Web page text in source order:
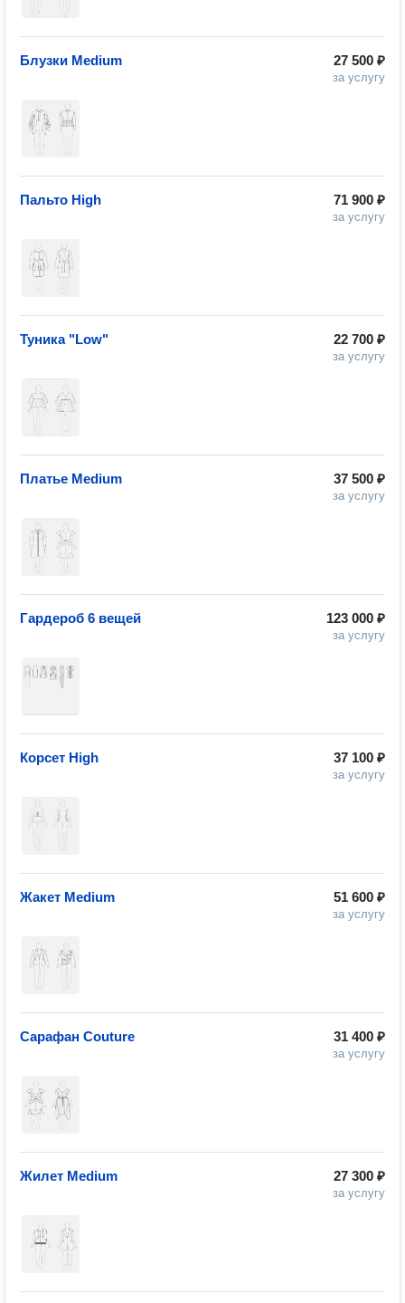
27 500 ₽
за услугу
Блузки Medium
71 900 ₽
за услугу
Пальто High
22 700 ₽
за услугу
Туника "Low"
37 500 ₽
за услугу
Платье Medium
123 000 ₽
за услугу
Гардероб 6 вещей
37 100 ₽
за услугу
Корсет High
51 600 ₽
за услугу
Жакет Medium
31 400 ₽
за услугу
Сарафан Couture
27 300 ₽
за услугу
Жилет Medium